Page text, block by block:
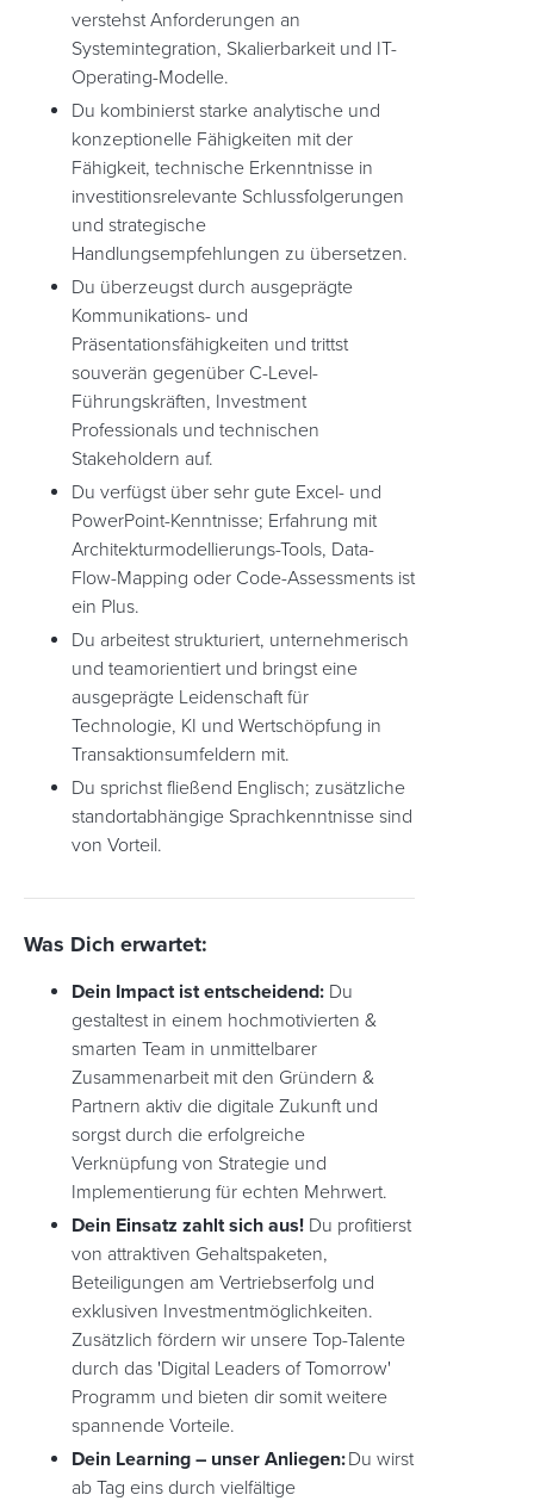
verstehst Anforderungen an
Systemintegration, Skalierbarkeit und IT-
Operating-Modelle.
Du kombinierst starke analytische und
konzeptionelle Fähigkeiten mit der
Fähigkeit, technische Erkenntnisse in
investitionsrelevante Schlussfolgerungen
und strategische
Handlungsempfehlungen zu übersetzen.
Du überzeugst durch ausgeprägte
Kommunikations- und
Präsentationsfähigkeiten und trittst
souverän gegenüber C-Level-
Führungskräften, Investment
Professionals und technischen
Stakeholdern auf.
Du verfügst über sehr gute Excel- und
PowerPoint-Kenntnisse; Erfahrung mit
Architekturmodellierungs-Tools, Data-
Flow-Mapping oder Code-Assessments ist
ein Plus.
Du arbeitest strukturiert, unternehmerisch
und teamorientiert und bringst eine
ausgeprägte Leidenschaft für
Technologie, KI und Wertschöpfung in
Transaktionsumfeldern mit.
Du sprichst fließend Englisch; zusätzliche
standortabhängige Sprachkenntnisse sind
von Vorteil.
Was Dich erwartet:
Dein Impact ist entscheidend: Du
gestaltest in einem hochmotivierten &
smarten Team in unmittelbarer
Zusammenarbeit mit den Gründern &
Partnern aktiv die digitale Zukunft und
sorgst durch die erfolgreiche
Verknüpfung von Strategie und
Implementierung für echten Mehrwert.
Dein Einsatz zahlt sich aus! Du profitierst
von attraktiven Gehaltspaketen,
Beteiligungen am Vertriebserfolg und
exklusiven Investmentmöglichkeiten.
Zusätzlich fördern wir unsere Top-Talente
durch das 'Digital Leaders of Tomorrow'
Programm und bieten dir somit weitere
spannende Vorteile.
Dein Learning – unser Anliegen:Du wirst
ab Tag eins durch vielfältige